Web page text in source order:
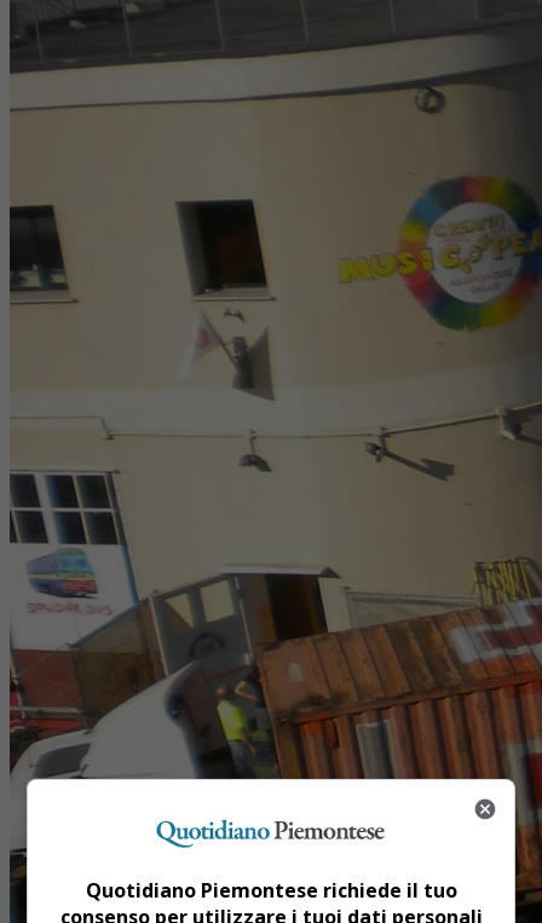
Quotidiano Piemontese richiede il tuo
consenso per utilizzare i tuoi dati personali